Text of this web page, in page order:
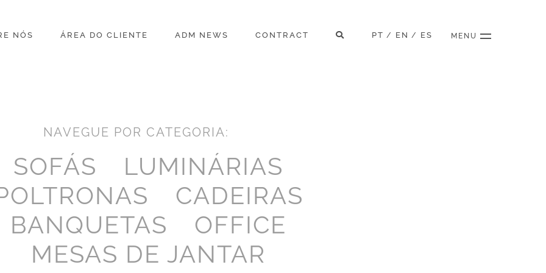
NÓS ÁREA DO CLIENTE ADM NEWS CONTRACT PT / EN / ES MENU
NAVEGUE POR CATEGORIA:
SOFÁS
LUMINÁRIAS
CADEIRAS
BANQUETAS
OFFICE
MESAS DE JANTAR